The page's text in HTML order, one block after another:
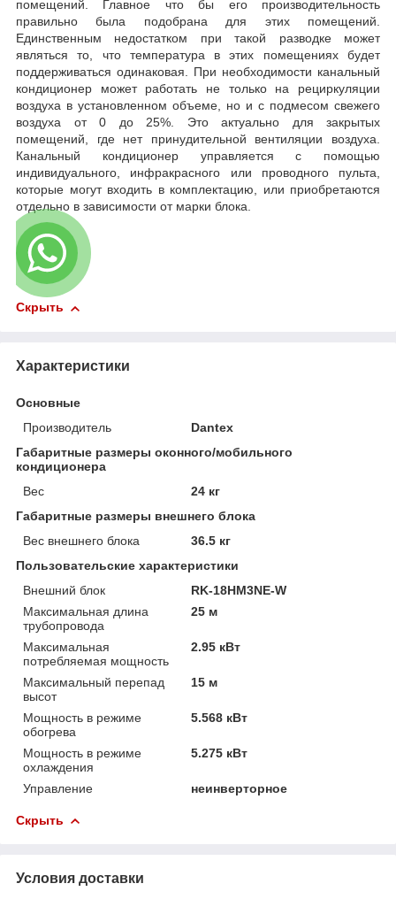
помещений. Главное что бы его производительность
правильно была подобрана для этих помещений.
Единственным недостатком при такой разводке может
являться то, что температура в этих помещениях будет
поддерживаться одинаковая. При необходимости канальный
кондиционер может работать не только на рециркуляции
воздуха в установленном объеме, но и с подмесом свежего
воздуха от 0 до 25%. Это актуально для закрытых
помещений, где нет принудительной вентиляции воздуха.
Канальный кондиционер управляется с помощью
индивидуального, инфракрасного или проводного пульта,
которые могут входить в комплектацию, или приобретаются
отдельно в зависимости от марки блока.
Скрыть
Характеристики
Основные
Производитель
Dantex
Габаритные размеры оконного/мобильного
кондиционера
Вес
24 кг
Габаритные размеры внешнего блока
Вес внешнего блока
36.5 кг
Пользовательские характеристики
Внешний блок
RK-18HM3NE-W
Максимальная длина
трубопровода
25 м
Максимальная
потребляемая мощность
2.95 кВт
Максимальный перепад
высот
15 м
Мощность в режиме
обогрева
5.568 кВт
Мощность в режиме
охлаждения
5.275 кВт
Управление неинверторное
Скрыть
Условия доставки